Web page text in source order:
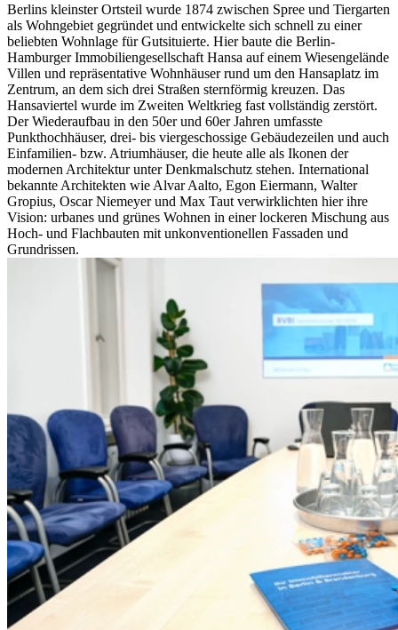
Berlins kleinster Ortsteil wurde 1874 zwischen Spree und Tiergarten
als Wohngebiet gegründet und entwickelte sich schnell zu einer
beliebten Wohnlage für Gutsituierte. Hier baute die Berlin-
Hamburger Immobiliengesellschaft Hansa auf einem Wiesengelände
Villen und repräsentative Wohnhäuser rund um den Hansaplatz im
Zentrum, an dem sich drei Straßen sternförmig kreuzen. Das
Hansaviertel wurde im Zweiten Weltkrieg fast vollständig zerstört.
Der Wiederaufbau in den 50er und 60er Jahren umfasste
Punkthochhäuser, drei- bis viergeschossige Gebäudezeilen und auch
Einfamilien- bzw. Atriumhäuser, die heute alle als Ikonen der
modernen Architektur unter Denkmalschutz stehen. International
bekannte Architekten wie Alvar Aalto, Egon Eiermann, Walter
Gropius, Oscar Niemeyer und Max Taut verwirklichten hier ihre
Vision: urbanes und grünes Wohnen in einer lockeren Mischung aus
Hoch- und Flachbauten mit unkonventionellen Fassaden und
Grundrissen.